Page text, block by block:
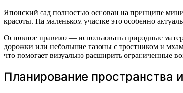
Японский сад полностью основан на принципе
красоты. На маленьком участке это особенно
Основное правило — использовать природные
дорожки или небольшие газоны с тростником и
что помогает визуально расширить ограниченные
Планирование пространства